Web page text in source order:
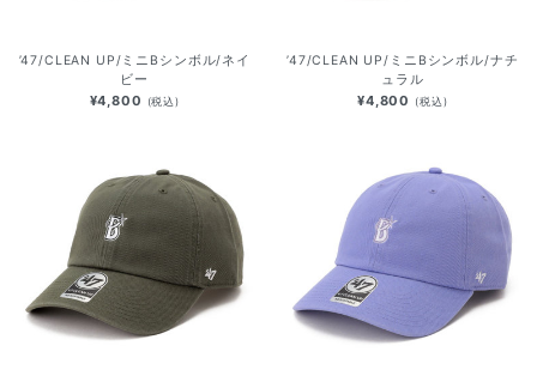
’47/CLEAN UP/ミニBシンボル/ネイ
ビー
¥4,800 (税込)
’47/CLEAN UP/ミニBシンボル/ナチ
ュラル
¥4,800 (税込)